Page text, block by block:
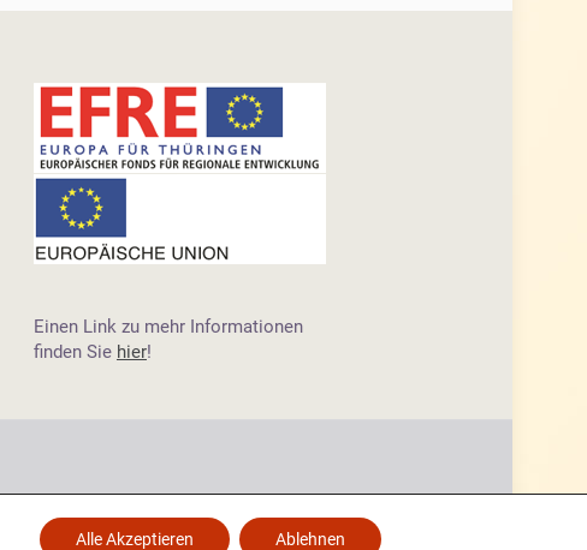
Einen Link zu mehr Informationen
finden Sie hier!
Alle Akzeptieren Ablehnen